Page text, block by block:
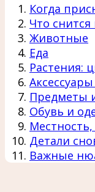
Когда
Что
Животные
Еда
Растения:
Предметы
Обувь и
Детали
Важные